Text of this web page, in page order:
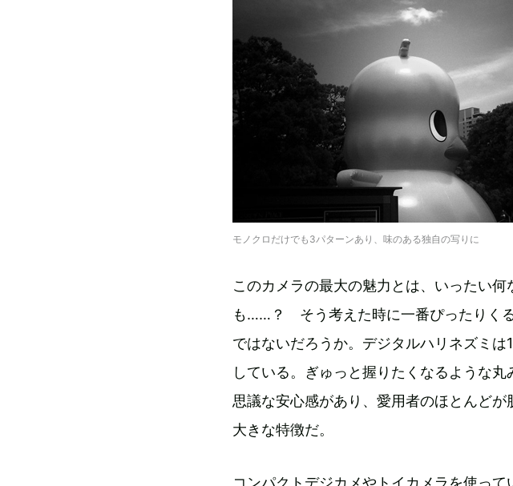
モノクロだけでも3パターンあり、味のある独自の写りに
このカメラの最大の魅力とは、いった
も……？ そう考えた時に一番ぴったりくる
ではないだろうか。デジタルハリネズミ
している。ぎゅっと握りたくなるような
思議な安心感があり、愛用者のほとんど
大きな特徴だ。
コンパクトデジカメやトイカメラを使っ